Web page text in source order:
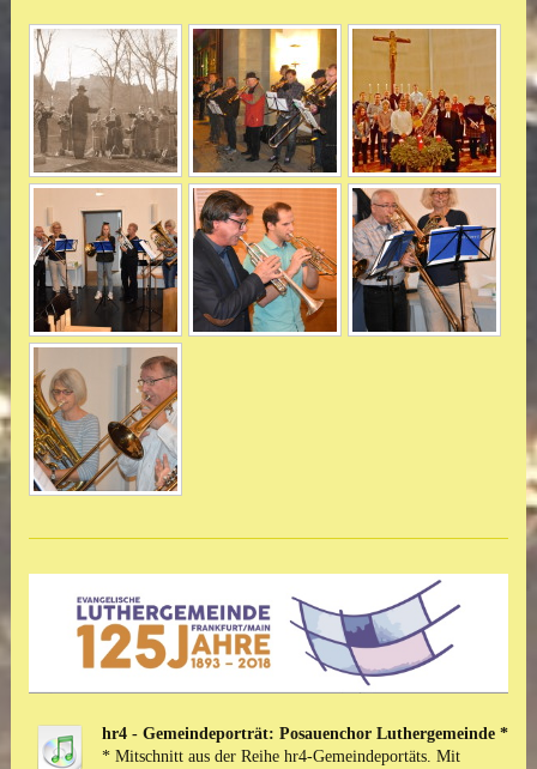
hr4 - Gemeindeporträt: Posauenchor Luthergemeinde *
* Mitschnitt aus der Reihe hr4-Gemeindeportäts. Mit